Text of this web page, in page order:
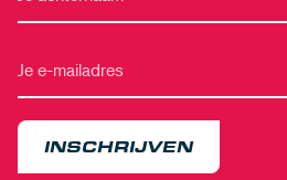
INSCHRIJVEN